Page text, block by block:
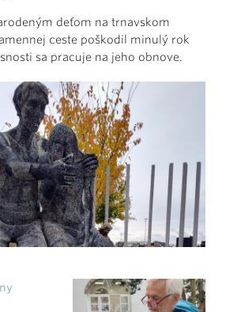
deťom na trnavskom
ceste poškodil minulý rok
sa pracuje na jeho obnove.